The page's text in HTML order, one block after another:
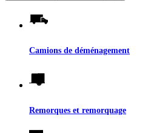
Camions de déménagement
Remorques et remorquage